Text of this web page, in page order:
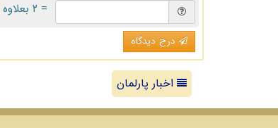
= ۲ بعلاوه ۴
درج دیدگاه
اخبار پارلمان